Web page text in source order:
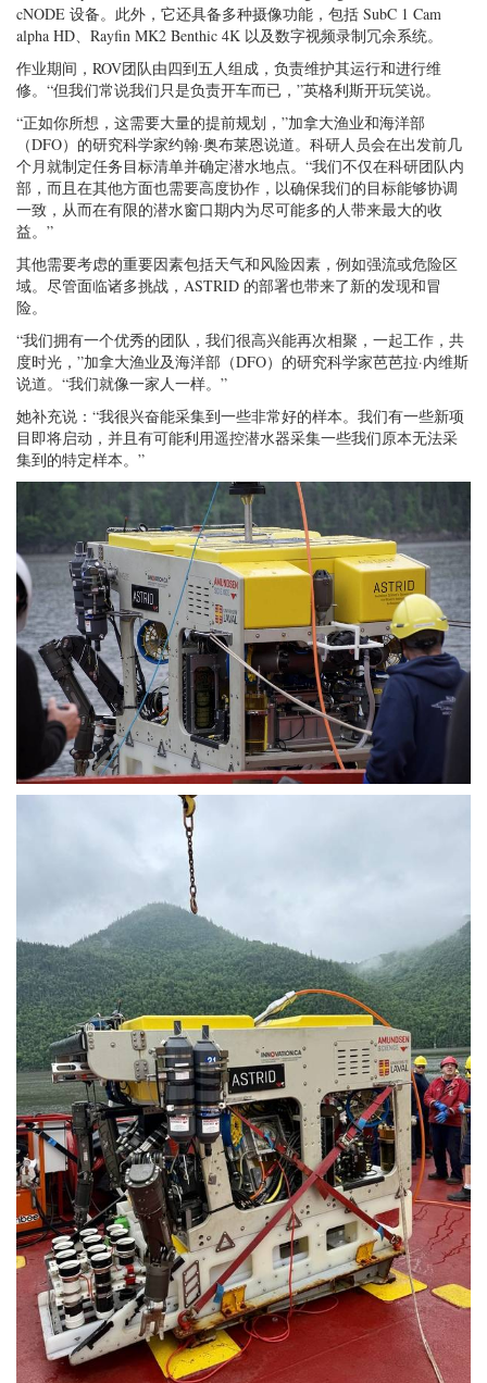
cNODE 设备。此外，它还具备多种摄像功能，包括 SubC 1 Cam
alpha HD、Rayfin MK2 Benthic 4K 以及数字视频录制冗余系统。
作业期间，ROV团队由四到五人组成，负责维护其运行和进行维
修。“但我们常说我们只是负责开车而已，”英格利斯开玩笑说。
“正如你所想，这需要大量的提前规划，”加拿大渔业和海洋部
（DFO）的研究科学家约翰·奥布莱恩说道。科研人员会在出发前几
个月就制定任务目标清单并确定潜水地点。“我们不仅在科研团队内
部，而且在其他方面也需要高度协作，以确保我们的目标能够协调
一致，从而在有限的潜水窗口期内为尽可能多的人带来最大的收
益。”
其他需要考虑的重要因素包括天气和风险因素，例如强流或危险区
域。尽管面临诸多挑战，ASTRID 的部署也带来了新的发现和冒
险。
“我们拥有一个优秀的团队，我们很高兴能再次相聚，一起工作，共
度时光，”加拿大渔业及海洋部（DFO）的研究科学家芭芭拉·内维斯
说道。“我们就像一家人一样。”
她补充说：“我很兴奋能采集到一些非常好的样本。我们有一些新项
目即将启动，并且有可能利用遥控潜水器采集一些我们原本无法采
集到的特定样本。”